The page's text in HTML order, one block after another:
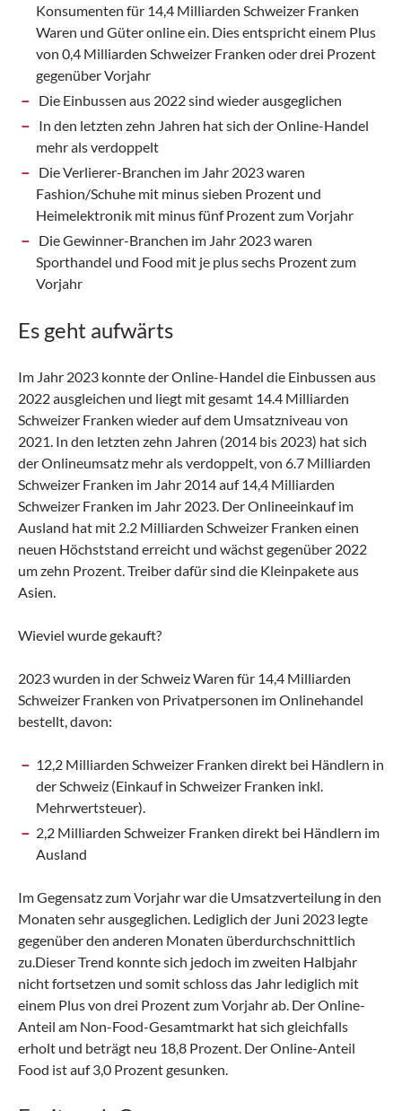
die Branche aktuell die grössten Hebel hat:
resiliente Lieferketten, Digitalisierung und
KI, Automatisierung, Robotik sowie
nachhaltige und urbane Logistik.
Konsumenten für 14,4 Milliarden Schweizer Franken
Waren und Güter online ein. Dies entspricht einem Plus
von 0,4 Milliarden Schweizer Franken oder drei Prozent
gegenüber Vorjahr
Die Einbussen aus 2022 sind wieder ausgeglichen
In den letzten zehn Jahren hat sich der Online-Handel
mehr als verdoppelt
Die Verlierer-Branchen im Jahr 2023 waren
Fashion/Schuhe mit minus sieben Prozent und
Heimelektronik mit minus fünf Prozent zum Vorjahr
Die Gewinner-Branchen im Jahr 2023 waren
Sporthandel und Food mit je plus sechs Prozent zum
Vorjahr
Es geht aufwärts
Im Jahr 2023 konnte der Online-Handel die Einbussen aus
2022 ausgleichen und liegt mit gesamt 14.4 Milliarden
Schweizer Franken wieder auf dem Umsatzniveau von
2021. In den letzten zehn Jahren (2014 bis 2023) hat sich
der Onlineumsatz mehr als verdoppelt, von 6.7 Milliarden
Schweizer Franken im Jahr 2014 auf 14,4 Milliarden
Schweizer Franken im Jahr 2023. Der Onlineeinkauf im
Ausland hat mit 2.2 Milliarden Schweizer Franken einen
neuen Höchststand erreicht und wächst gegenüber 2022
um zehn Prozent. Treiber dafür sind die Kleinpakete aus
Asien.
Wieviel wurde gekauft?
2023 wurden in der Schweiz Waren für 14,4 Milliarden
Schweizer Franken von Privatpersonen im Onlinehandel
bestellt, davon:
12,2 Milliarden Schweizer Franken direkt bei Händlern in
der Schweiz (Einkauf in Schweizer Franken inkl.
Mehrwertsteuer).
2,2 Milliarden Schweizer Franken direkt bei Händlern im
Ausland
Im Gegensatz zum Vorjahr war die Umsatzverteilung in den
Monaten sehr ausgeglichen. Lediglich der Juni 2023 legte
gegenüber den anderen Monaten überdurchschnittlich
zu.Dieser Trend konnte sich jedoch im zweiten Halbjahr
nicht fortsetzen und somit schloss das Jahr lediglich mit
einem Plus von drei Prozent zum Vorjahr ab. Der Online-
Anteil am Non-Food-Gesamtmarkt hat sich gleichfalls
erholt und beträgt neu 18,8 Prozent. Der Online-Anteil
Food ist auf 3,0 Prozent gesunken.